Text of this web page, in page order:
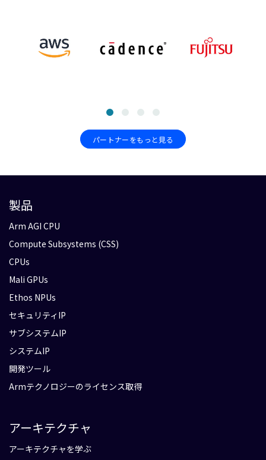
パートナーをもっと見る
製品
Arm AGI CPU
Compute Subsystems (CSS)
CPUs
Mali GPUs
Ethos NPUs
セキュリティIP
サブシステムIP
システムIP
開発ツール
Armテクノロジーのライセンス取得
アーキテクチャ
アーキテクチャを学ぶ